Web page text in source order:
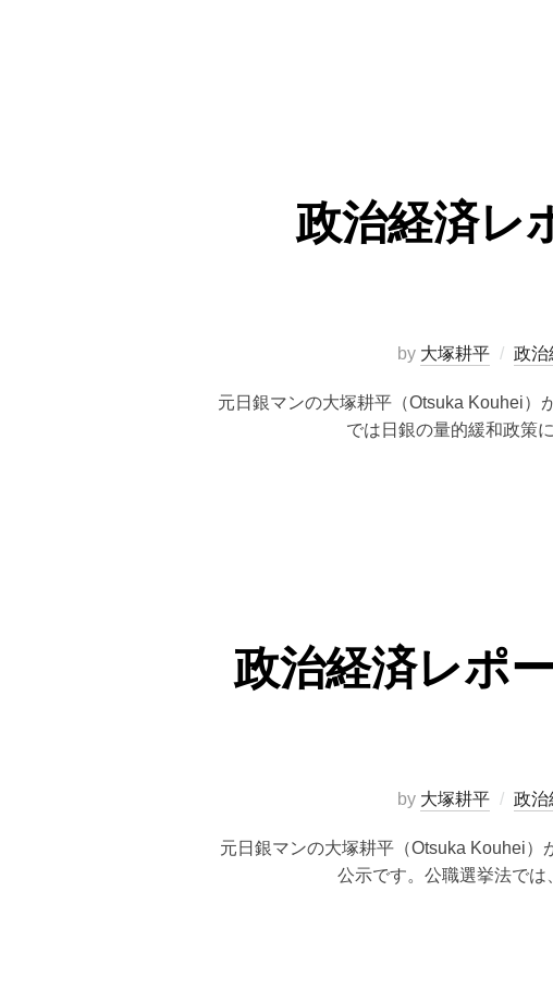
政治経済レ
by 大塚耕平 政治
元日銀マンの大塚耕平（Otsuka Kouhei）
では日銀の量的緩和政策
政治経済レポ
by 大塚耕平 政治
元日銀マンの大塚耕平（Otsuka Kouhei
公示です。公職選挙法で